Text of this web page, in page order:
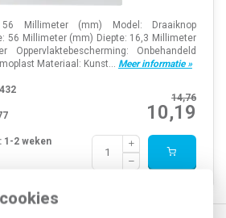
Millimeter (mm) Model: Draaiknop
56 Millimeter (mm) Diepte: 16,3 Millimeter
Oppervlaktebescherming: Onbehandeld
Materiaal: Kunst... Meer informatie »
14,76
10,19
1-2 weken